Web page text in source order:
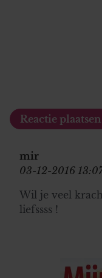
mir
03-12-2016
Wil je veel
liefssss !